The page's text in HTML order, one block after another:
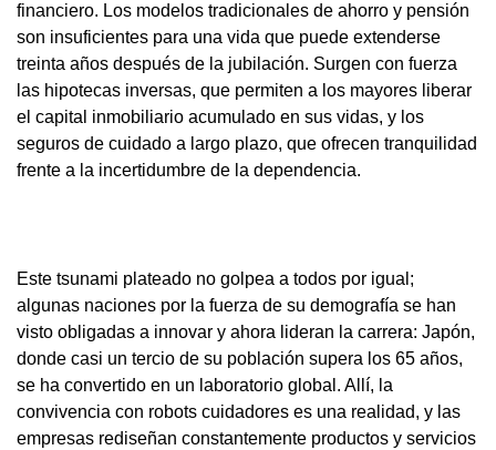
financiero. Los modelos tradicionales de ahorro y pensión
son insuficientes para una vida que puede extenderse
treinta años después de la jubilación. Surgen con fuerza
las hipotecas inversas, que permiten a los mayores liberar
el capital inmobiliario acumulado en sus vidas, y los
seguros de cuidado a largo plazo, que ofrecen tranquilidad
frente a la incertidumbre de la dependencia.
Este tsunami plateado no golpea a todos por igual;
algunas naciones por la fuerza de su demografía se han
visto obligadas a innovar y ahora lideran la carrera: Japón,
donde casi un tercio de su población supera los 65 años,
se ha convertido en un laboratorio global. Allí, la
convivencia con robots cuidadores es una realidad, y las
empresas rediseñan constantemente productos y servicios